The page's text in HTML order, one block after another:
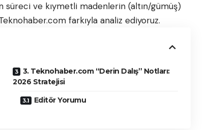
süreci ve kıymetli madenlerin (altın/gümüş)
farkıyla analiz ediyoruz.
3. Teknohaber.com “Derin Dalış” Notları:
2026 Stratejisi
Editör Yorumu